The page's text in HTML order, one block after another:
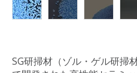
SG研掃材（ゾル・ゲル研掃